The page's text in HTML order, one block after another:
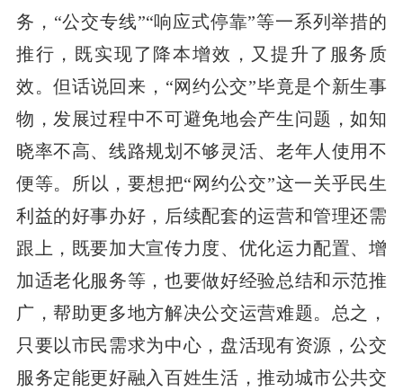
务，“公交专线”“响应式停靠”等一系列举措的
推行，既实现了降本增效，又提升了服务质
效。但话说回来，“网约公交”毕竟是个新生事
物，发展过程中不可避免地会产生问题，如知
晓率不高、线路规划不够灵活、老年人使用不
便等。所以，要想把“网约公交”这一关乎民生
利益的好事办好，后续配套的运营和管理还需
跟上，既要加大宣传力度、优化运力配置、增
加适老化服务等，也要做好经验总结和示范推
广，帮助更多地方解决公交运营难题。总之，
只要以市民需求为中心，盘活现有资源，公交
服务定能更好融入百姓生活，推动城市公共交